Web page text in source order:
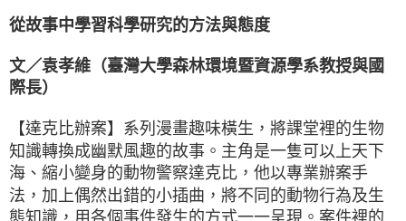
從故事中學習科學研究的方法與態度
文／袁孝維（臺灣大學森林環境暨資源學系教授與國
際長）
【達克比辦案】系列漫畫趣味橫生，將課堂裡的生物
知識轉換成幽默風趣的故事。主角是一隻可以上天下
海、縮小變身的動物警察達克比，他以專業辦案手
法，加上偶然出錯的小插曲，將不同的動物行為及生
態知識，用各個事件發生的方式一一呈現。案件裡的